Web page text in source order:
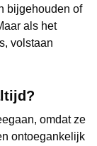
bijgehouden of
als het
volstaan
omdat ze
ontoegankelijk